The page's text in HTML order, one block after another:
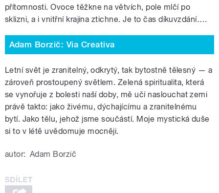
přítomnosti. Ovoce těžkne na větvích, pole mlčí po
sklizni, a i vnitřní krajina ztichne. Je to čas díkuvzdání….
Adam Borzič: Via Creativa
Letní svět je zranitelný, odkrytý, tak bytostně tělesný — a
zároveň prostoupený světlem. Zelená spiritualita, která
se vynořuje z bolesti naší doby, mě učí naslouchat zemi
právě takto: jako živému, dýchajícímu a zranitelnému
bytí. Jako tělu, jehož jsme součástí. Moje mystická duše
si to v létě uvědomuje mocněji.
autor: Adam Borzič